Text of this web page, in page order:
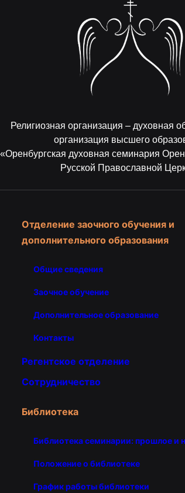
Религиозная организация – духовная
организация высшего
«Оренбургская духовная семинария
Русской Православной
Отделение заочного обучения и
дополнительного образования
Общие сведения
Заочное обучение
Дополнительное образование
Контакты
Регентское отделение
Сотрудничество
Библиотека
Библиотека семинарии: прошлое и
Положение о библиотеке
График работы библиотеки